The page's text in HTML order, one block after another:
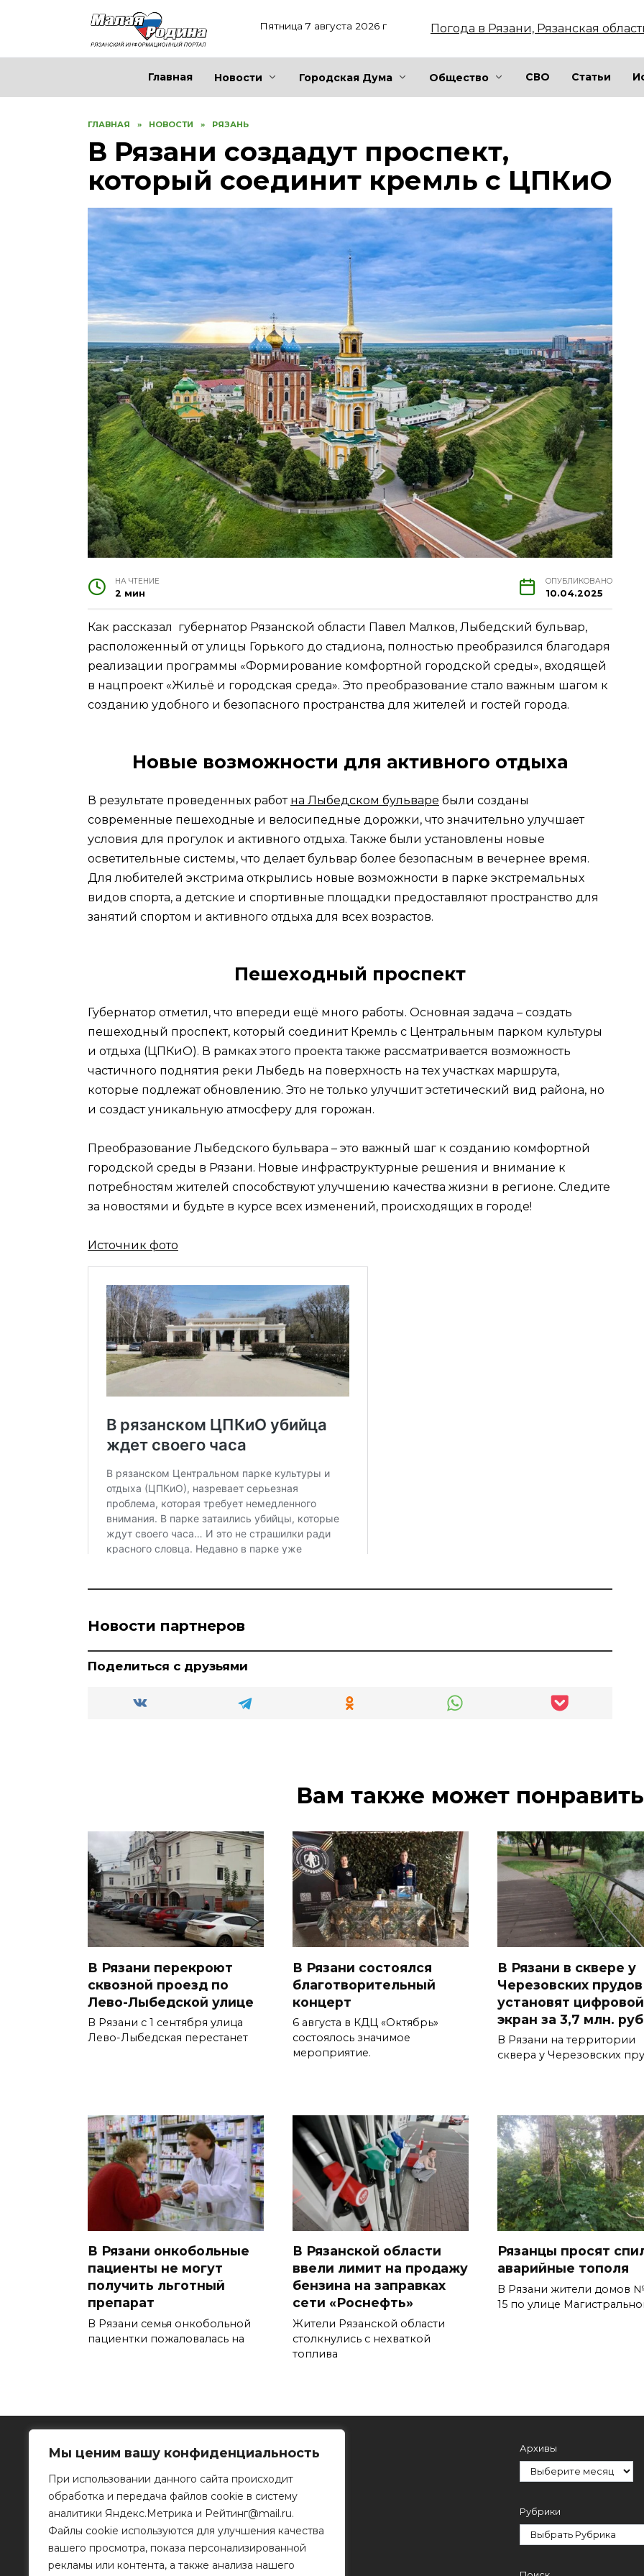
Мы ценим вашу конфиденциальность
При использовании данного сайта происходит
обработка и передача файлов cookie в систему
аналитики Яндекс.Метрика и Рейтинг@mail.ru.
Файлы cookie используются для улучшения качества
вашего просмотра, показа персонализированной
рекламы или контента, а также анализа нашего
Пятница 7 августа 2026 г Погода в Рязани, Рязанская
Главная Новости Городская Дума Общество СВО Статьи
ГЛАВНАЯ » НОВОСТИ » РЯЗАНЬ
В Рязани создадут проспект,
который соединит кремль с ЦПКиО
НА ЧТЕНИЕ
2 мин
ОПУБЛИКОВАНО
10.04.2025
Как рассказал губернатор Рязанской области Павел Малков, Лыбедский бульвар,
расположенный от улицы Горького до стадиона, полностью преобразился благодаря
реализации программы «Формирование комфортной городской среды», входящей
в нацпроект «Жильё и городская среда». Это преобразование стало важным шагом к
созданию удобного и безопасного пространства для жителей и гостей города.
Новые возможности для активного отдыха
В результате проведенных работ на Лыбедском бульваре были созданы
современные пешеходные и велосипедные дорожки, что значительно улучшает
условия для прогулок и активного отдыха. Также были установлены новые
осветительные системы, что делает бульвар более безопасным в вечернее время.
Для любителей экстрима открылись новые возможности в парке экстремальных
видов спорта, а детские и спортивные площадки предоставляют пространство для
занятий спортом и активного отдыха для всех возрастов.
Пешеходный проспект
Губернатор отметил, что впереди ещё много работы. Основная задача – создать
пешеходный проспект, который соединит Кремль с Центральным парком культуры
и отдыха (ЦПКиО). В рамках этого проекта также рассматривается возможность
частичного поднятия реки Лыбедь на поверхность на тех участках маршрута,
которые подлежат обновлению. Это не только улучшит эстетический вид района, но
и создаст уникальную атмосферу для горожан.
Преобразование Лыбедского бульвара – это важный шаг к созданию комфортной
городской среды в Рязани. Новые инфраструктурные решения и внимание к
потребностям жителей способствуют улучшению качества жизни в регионе. Следите
за новостями и будьте в курсе всех изменений, происходящих в городе!
Источник фото
Новости партнеров
Поделиться с друзьями
Вам также может
В Рязани перекроют
сквозной проезд по
Лево-Лыбедской улице
В Рязани с 1 сентября улица
Лево-Лыбедская перестанет
В Рязани состоялся
благотворительный
концерт
6 августа в КДЦ «Октябрь»
состоялось значимое
мероприятие.
В Рязани в сквере у
Черезовских прудов
установят цифровой
экран за 3,7 млн.
В Рязани на территории
сквера у Черезовских
В Рязани онкобольные
пациенты не могут
получить льготный
препарат
В Рязани семья онкобольной
пациентки пожаловалась на
В Рязанской области
ввели лимит на продажу
бензина на заправках
сети «Роснефть»
Жители Рязанской области
столкнулись с нехваткой
топлива
Рязанцы просят
аварийные тополя
В Рязани жители домов
15 по улице
Рязанское информационное агентство
390023, г. Рязань, ул. Горького, д. 32
Телефон: 8 (4912) 46-34-04
Архивы
Рубрики